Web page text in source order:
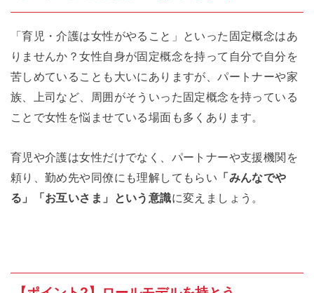
「育児・介護は女性がやること」といった固定概念はあ
りませんか？女性自身が固定概念を持って自分で自分を
苦しめていることも大いにありますが、パートナーや家
族、上司など、周囲がそういった固定概念を持っている
ことで女性を悩ませている場面も多くあります。
育児や介護は女性だけでなく、パートナーや支援機関を
頼り、勤め先や同僚にも理解してもらい 「みんなでや
る」「お互いさま」という意識に変えましょう。